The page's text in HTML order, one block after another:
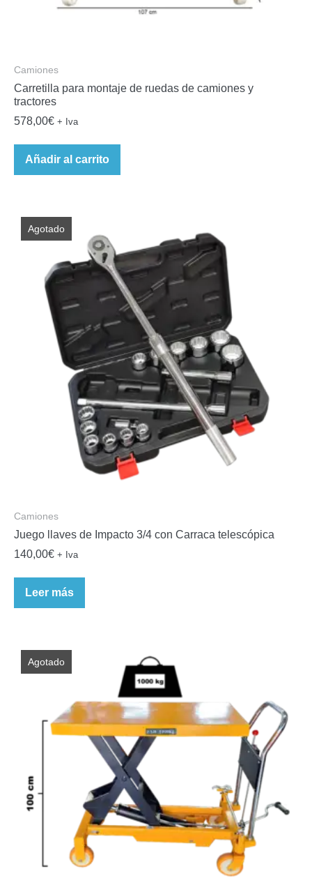
Camiones
Carretilla para montaje de ruedas de camiones y
tractores
578,00€ + Iva
Añadir al carrito
Agotado
Camiones
Juego llaves de Impacto 3/4 con Carraca telescópica
140,00€ + Iva
Leer más
Agotado